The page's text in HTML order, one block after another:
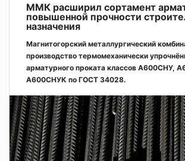
ММК расширил сортамент
повышенной прочности
назначения
Магнитогорский металлургический
производство термомеханически
арматурного проката классов А600СНУ,
А600СНУК по ГОСТ 34028.